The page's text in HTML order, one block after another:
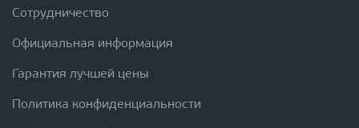
Сотрудничество
Официальная информация
Гарантия лучшей цены
Политика конфиденциальности